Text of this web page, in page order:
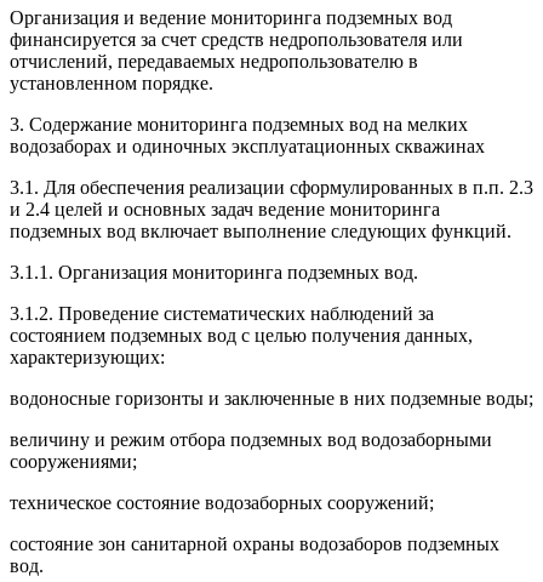
Организация и ведение мониторинга подземных вод
финансируется за счет средств недропользователя или
отчислений, передаваемых недропользователю в
установленном порядке.
3. Содержание мониторинга подземных вод на мелких
водозаборах и одиночных эксплуатационных скважинах
3.1. Для обеспечения реализации сформулированных в п.п. 2.3
и 2.4 целей и основных задач ведение мониторинга
подземных вод включает выполнение следующих функций.
3.1.1. Организация мониторинга подземных вод.
3.1.2. Проведение систематических наблюдений за
состоянием подземных вод с целью получения данных,
характеризующих:
водоносные горизонты и заключенные в них подземные воды;
величину и режим отбора подземных вод водозаборными
сооружениями;
техническое состояние водозаборных сооружений;
состояние зон санитарной охраны водозаборов подземных
вод.